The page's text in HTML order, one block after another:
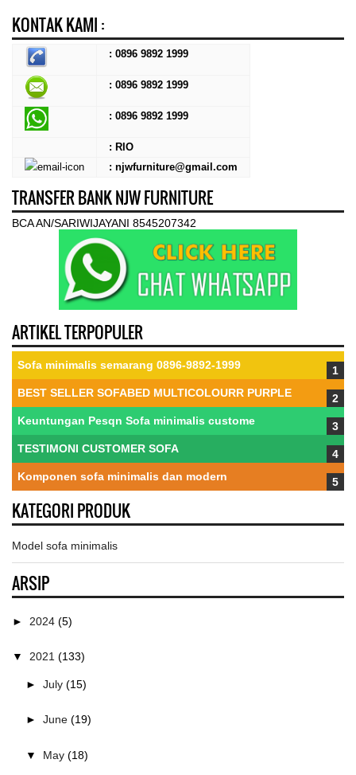
KONTAK KAMI :
: 0896 9892 1999
: 0896 9892 1999
: 0896 9892 1999
: RIO
: njwfurniture@gmail.com
TRANSFER BANK NJW FURNITURE
BCA AN/SARIWIJAYANI 8545207342
ARTIKEL TERPOPULER
Sofa minimalis semarang 0896-9892-1999
BEST SELLER SOFABED MULTICOLOURR PURPLE
Keuntungan Pesqn Sofa minimalis custome
TESTIMONI CUSTOMER SOFA
Komponen sofa minimalis dan modern
KATEGORI PRODUK
Model sofa minimalis
ARSIP
► 2024 (5)
▼ 2021 (133)
► July (15)
► June (19)
▼ May (18)